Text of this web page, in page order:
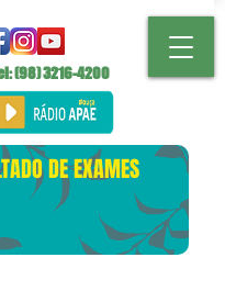
(98)3216-4200
DE EXAMES